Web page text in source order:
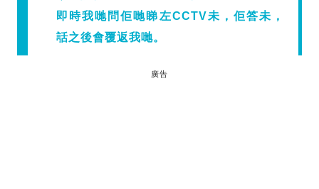
即時我哋問佢哋睇左CCTV未，佢答未，
話之後會覆返我哋。
廣告